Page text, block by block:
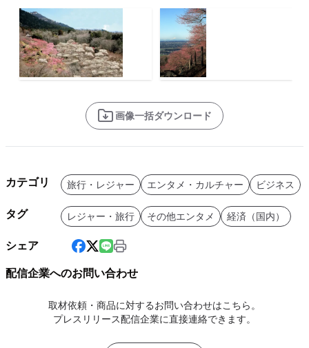
画像一括ダウンロード
カテゴリ 旅行・レジャー エンタメ・カルチャー ビジネス
タグ レジャー・旅行 その他エンタメ 経済（国内）
シェア
配信企業へのお問い合わせ
取材依頼・商品に対するお問い合わせはこちら。
プレスリリース配信企業に直接連絡できます。